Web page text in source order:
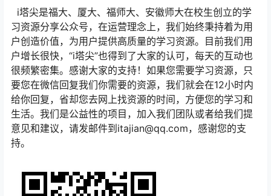
i塔尖是福大、厦大、福师大、安徽师大在校生创立的学
习资源分享公众号，在运营理念上，我们始终秉持着为用
户创造价值，为用户提供高质量的学习资源。目前我们用
户增长很快，“i塔尖”也得到了大家的认可，每天的互动也
很频繁密集。感谢大家的支持！如果您需要学习资源，只
要您在微信回复我们你需要的资源，我们就会在12小时内
给你回复，省却您去网上找资源的时间，方便您的学习和
生活。我们是公益性的项目，加入我们团队或者给我们提
意见和建议，请发邮件到itajian@qq.com，感谢您的支
持。